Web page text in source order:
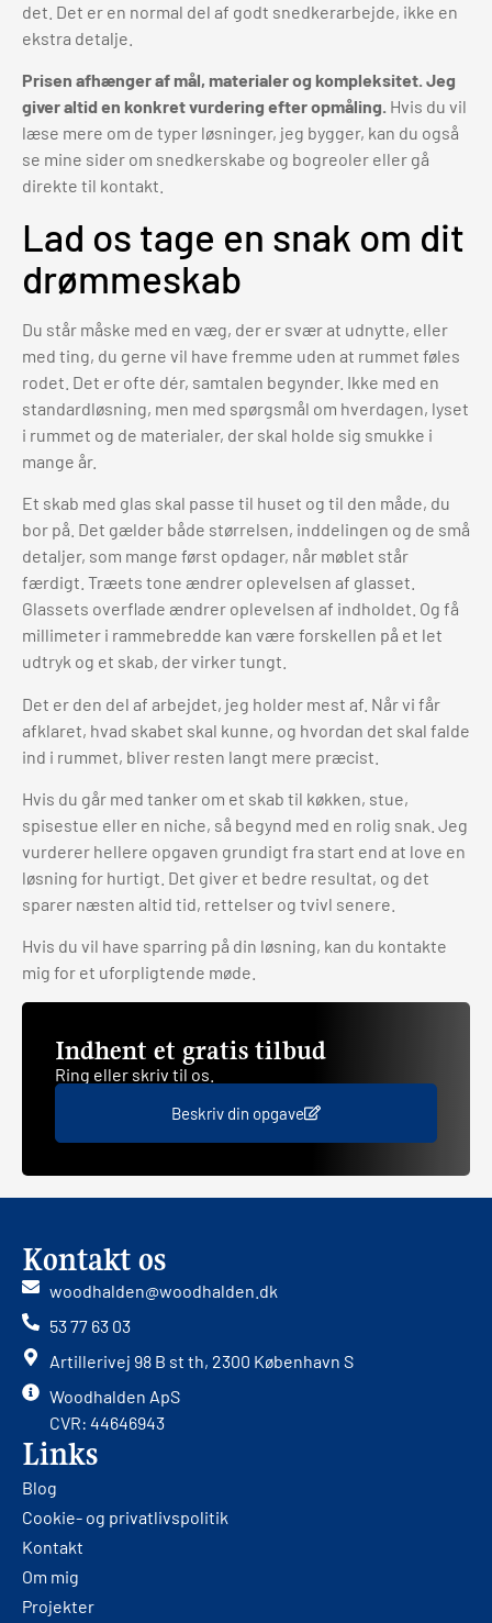
det. Det er en normal del af godt snedkerarbejde, ikke en
ekstra detalje.
Prisen afhænger af mål, materialer og kompleksitet. Jeg
giver altid en konkret vurdering efter opmåling. Hvis du vil
læse mere om de typer løsninger, jeg bygger, kan du også
se mine sider om snedkerskabe og bogreoler eller gå
direkte til kontakt.
Lad os tage en snak om dit
drømmeskab
Du står måske med en væg, der er svær at udnytte, eller
med ting, du gerne vil have fremme uden at rummet føles
rodet. Det er ofte dér, samtalen begynder. Ikke med en
standardløsning, men med spørgsmål om hverdagen, lyset
i rummet og de materialer, der skal holde sig smukke i
mange år.
Et skab med glas skal passe til huset og til den måde, du
bor på. Det gælder både størrelsen, inddelingen og de små
detaljer, som mange først opdager, når møblet står
færdigt. Træets tone ændrer oplevelsen af glasset.
Glassets overflade ændrer oplevelsen af indholdet. Og få
millimeter i rammebredde kan være forskellen på et let
udtryk og et skab, der virker tungt.
Det er den del af arbejdet, jeg holder mest af. Når vi får
afklaret, hvad skabet skal kunne, og hvordan det skal falde
ind i rummet, bliver resten langt mere præcist.
Hvis du går med tanker om et skab til køkken, stue,
spisestue eller en niche, så begynd med en rolig snak. Jeg
vurderer hellere opgaven grundigt fra start end at love en
løsning for hurtigt. Det giver et bedre resultat, og det
sparer næsten altid tid, rettelser og tvivl senere.
Hvis du vil have sparring på din løsning, kan du kontakte
mig for et uforpligtende møde.
Indhent et gratis tilbud
Ring eller skriv til os.
Beskriv din opgave
Kontakt os
woodhalden@woodhalden.dk
53 77 63 03
Artillerivej 98 B st th, 2300 København S
Woodhalden ApS
CVR: 44646943
Links
Blog
Cookie- og privatlivspolitik
Kontakt
Om mig
Projekter